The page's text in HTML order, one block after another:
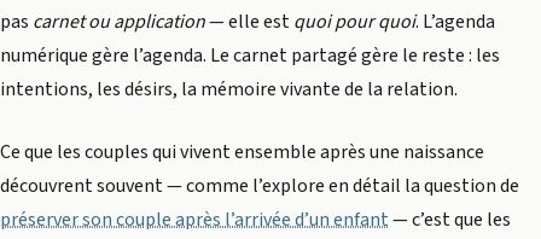
pas carnet ou application— elle estquoi pour quoi. L’agenda
numérique gère l’agenda. Le carnet partagé gère le reste : les
intentions, les désirs, la mémoire vivante de la relation.
Ce que les couples qui vivent ensemble après une naissance
découvrent souvent — comme l’explore en détail la question de
préserver son couple après l’arrivée d’un enfant— c’est que les